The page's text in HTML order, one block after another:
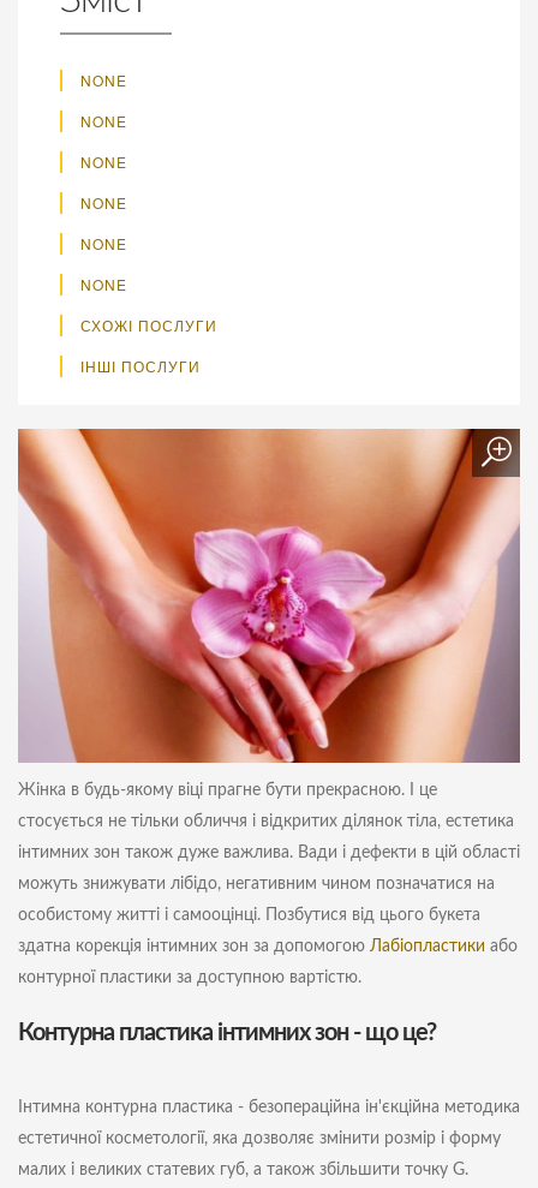
NONE
NONE
NONE
NONE
NONE
NONE
СХОЖІ ПОСЛУГИ
ІНШІ ПОСЛУГИ
Жінка в будь-якому віці прагне бути прекрасною. І це
стосується не тільки обличчя і відкритих ділянок тіла, естетика
інтимних зон також дуже важлива. Вади і дефекти в цій області
можуть знижувати лібідо, негативним чином позначатися на
особистому житті і самооцінці. Позбутися від цього букета
здатна корекція інтимних зон за допомогою Лабіопластики або
контурної пластики за доступною вартістю.
Контурна пластика інтимних зон - що це?
Інтимна контурна пластика - безопераційна ін'єкційна методика
естетичної косметології, яка дозволяє змінити розмір і форму
малих і великих статевих губ, а також збільшити точку G.